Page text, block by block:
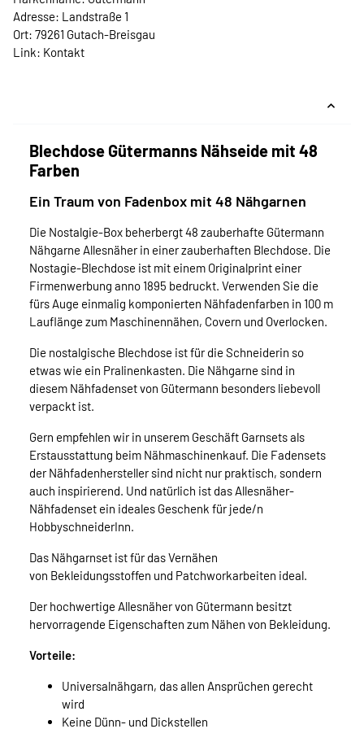
Adresse: Landstraße 1
Ort: 79261 Gutach-Breisgau
Link: Kontakt
Blechdose Gütermanns Nähseide mit 48
Farben
Ein Traum von Fadenbox mit 48 Nähgarnen
Die Nostalgie-Box beherbergt 48 zauberhafte Gütermann
Nähgarne Allesnäher in einer zauberhaften Blechdose. Die
Nostagie-Blechdose ist mit einem Originalprint einer
Firmenwerbung anno 1895 bedruckt. Verwenden Sie die
fürs Auge einmalig komponierten Nähfadenfarben in 100 m
Lauflänge zum Maschinennähen, Covern und Overlocken.
Die nostalgische Blechdose ist für die Schneiderin so
etwas wie ein Pralinenkasten. Die Nähgarne sind in
diesem Nähfadenset von Gütermann besonders liebevoll
verpackt ist.
Gern empfehlen wir in unserem Geschäft Garnsets als
Erstausstattung beim Nähmaschinenkauf. Die Fadensets
der Nähfadenhersteller sind nicht nur praktisch, sondern
auch inspirierend. Und natürlich ist das Allesnäher-
Nähfadenset ein ideales Geschenk für jede/n
HobbyschneiderInn.
Das Nähgarnset ist für das Vernähen
von Bekleidungsstoffen und Patchworkarbeiten ideal.
Der hochwertige Allesnäher von Gütermann besitzt
hervorragende Eigenschaften zum Nähen von Bekleidung.
Vorteile:
Universalnähgarn, das allen Ansprüchen gerecht
wird
Keine Dünn- und Dickstellen